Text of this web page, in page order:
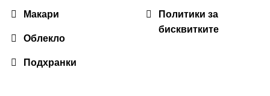
Макари
Облекло
Подхранки
Политики за
бисквитките